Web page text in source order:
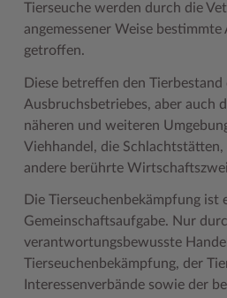
Wunsch-Kennzeichen ↗
Zuständigkeitsfinder SH ↗
Stellenangebote
Stormarninfo
Termine
Ukrainehilfe
Woche der Seelischen Gesundheit
#MeinStormarn
Karrieretag
Wahlen im Kreis
Wappen und Geschichte
Wappenrolle
Was ist ein Kreis?
Zahlen, Daten, Fakten
Umlandscout Hamburg
Vereine und Gruppen
Wälder und Moore
Tierseuche werden durch die
angemessener Weise bestimmte
getroffen.
Diese betreffen den Tierbestand
Ausbruchsbetriebes, aber auch
näheren und weiteren
Viehhandel, die
andere berührte
Die Tierseuchenbekämpfung ist
Gemeinschaftsaufgabe. Nur
verantwortungsbewusste
Tierseuchenbekämpfung, der
Interessenverbände sowie der